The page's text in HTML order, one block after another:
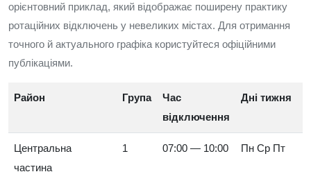
орієнтовний приклад, який відображає поширену практику
ротаційних відключень у невеликих містах. Для отримання
точного й актуального графіка користуйтеся офіційними
публікаціями.
Район Група
Час
відключення
Дні тижня
Центральна
частина
1 07:00 — 10:00 Пн Ср Пт